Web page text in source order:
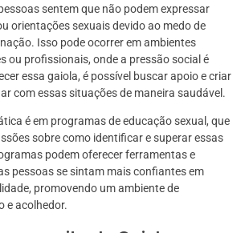
sentem que não podem expressar
orientações sexuais devido ao medo de
Isso pode ocorrer em ambientes
ou profissionais, onde a pressão social é
essa gaiola, é possível buscar apoio e criar
com essas situações de maneira saudável.
é em programas de educação sexual, que
sobre como identificar e superar essas
podem oferecer ferramentas e
pessoas se sintam mais confiantes em
promovendo um ambiente de
e acolhedor.